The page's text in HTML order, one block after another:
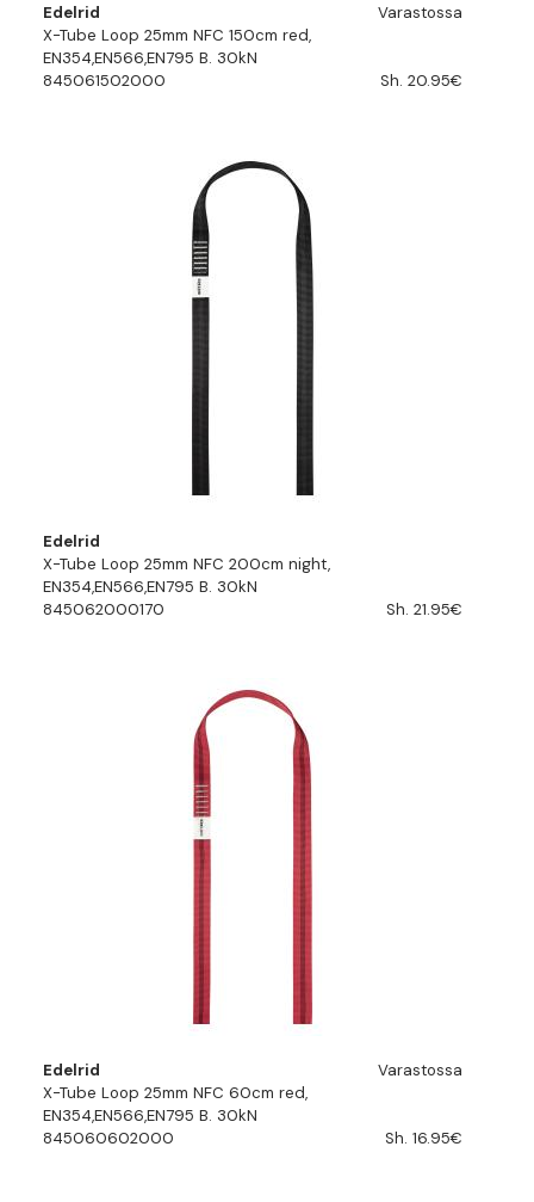
Edelrid
Varastossa
X-Tube Loop 25mm NFC 150cm red,
EN354,EN566,EN795 B. 30kN
845061502000
Sh. 20.95€
Edelrid
X-Tube Loop 25mm NFC 200cm night,
EN354,EN566,EN795 B. 30kN
845062000170
Sh. 21.95€
Edelrid
Varastossa
X-Tube Loop 25mm NFC 60cm red,
EN354,EN566,EN795 B. 30kN
845060602000
Sh. 16.95€